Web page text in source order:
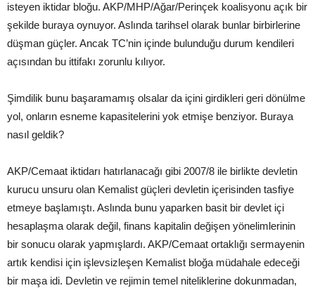
isteyen iktidar bloğu. AKP/MHP/Ağar/Perinçek koalisyonu açık bir
şekilde buraya oynuyor. Aslında tarihsel olarak bunlar birbirlerine
düşman güçler. Ancak TC’nin içinde bulunduğu durum kendileri
açısından bu ittifakı zorunlu kılıyor.
Şimdilik bunu başaramamış olsalar da içini girdikleri geri dönülme
yol, onların esneme kapasitelerini yok etmişe benziyor. Buraya
nasıl geldik?
AKP/Cemaat iktidarı hatırlanacağı gibi 2007/8 ile birlikte devletin
kurucu unsuru olan Kemalist güçleri devletin içerisinden tasfiye
etmeye başlamıştı. Aslında bunu yaparken basit bir devlet içi
hesaplaşma olarak değil, finans kapitalin değişen yönelimlerinin
bir sonucu olarak yapmışlardı. AKP/Cemaat ortaklığı sermayenin
artık kendisi için işlevsizleşen Kemalist bloğa müdahale edeceği
bir maşa idi. Devletin ve rejimin temel niteliklerine dokunmadan,